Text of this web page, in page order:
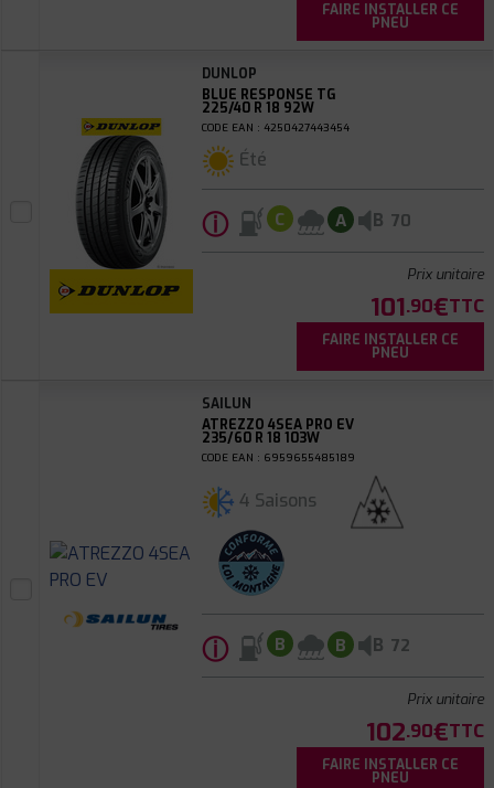
FAIRE INSTALLER CE
PNEU
DUNLOP
BLUE RESPONSE TG
225/40 R 18 92W
CODE EAN : 4250427443454
Été
ⓘ C A B 70
Prix unitaire
101.90€TTC
FAIRE INSTALLER CE
PNEU
SAILUN
ATREZZO 4SEA PRO EV
235/60 R 18 103W
CODE EAN : 6959655485189
4 Saisons
ⓘ B B B 72
Prix unitaire
102.90€TTC
FAIRE INSTALLER CE
PNEU